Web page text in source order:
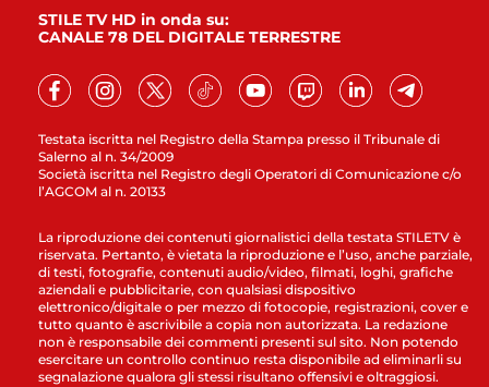
Testata iscritta nel Registro della Stampa presso il Tribunale di
Salerno al n. 34/2009
Società iscritta nel Registro degli Operatori di Comunicazione c/o
l’AGCOM al n. 20133
STILE TV HD in onda su:
CANALE 78 DEL DIGITALE TERRESTRE
La riproduzione dei contenuti giornalistici della testata STILETV è
riservata. Pertanto, è vietata la riproduzione e l’uso, anche parziale,
di testi, fotografie, contenuti audio/video, filmati, loghi, grafiche
aziendali e pubblicitarie, con qualsiasi dispositivo
elettronico/digitale o per mezzo di fotocopie, registrazioni, cover e
tutto quanto è ascrivibile a copia non autorizzata. La redazione
non è responsabile dei commenti presenti sul sito. Non potendo
esercitare un controllo continuo resta disponibile ad eliminarli su
segnalazione qualora gli stessi risultano offensivi e oltraggiosi.